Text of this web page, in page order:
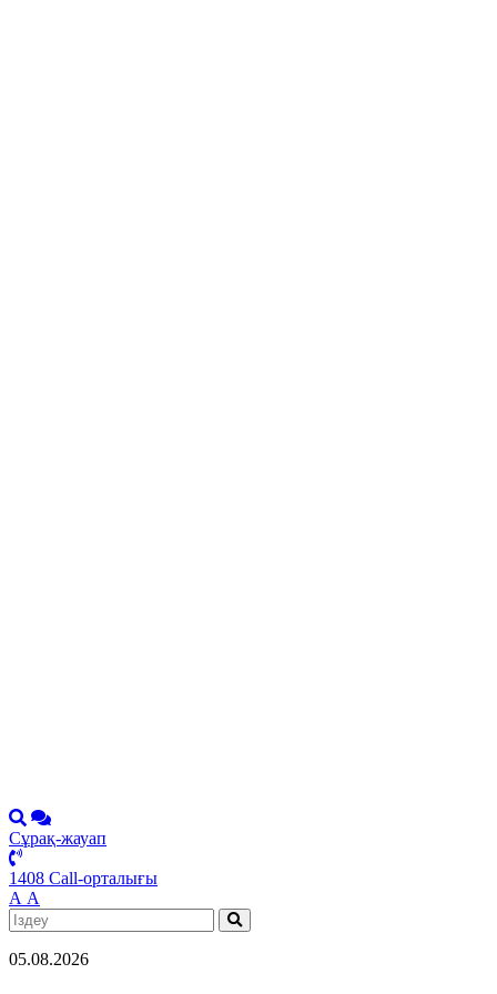
Сұрақ-жауап
1408 Call-орталығы
А А
05.08.2026